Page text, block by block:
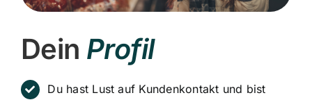
Dein Profil
Du hast Lust auf Kundenkontakt und bist